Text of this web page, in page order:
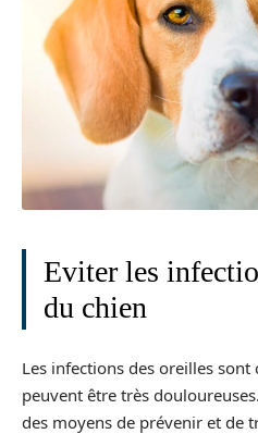
Eviter les
du chien
Les infections des oreilles sont
peuvent être très
des moyens de prévenir et de